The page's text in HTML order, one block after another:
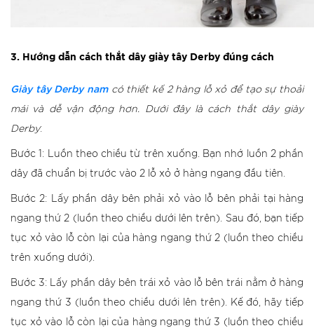
3. Hướng dẫn cách thắt dây giày tây Derby đúng cách
Giày tây Derby namcó thiết kế 2 hàng lỗ xỏ để tạo sự thoải
mái và dễ vận động hơn. Dưới đây là cách thắt dây giày
Derby:
Bước 1: Luồn theo chiều từ trên xuống. Bạn nhớ luồn 2 phần
dây đã chuẩn bị trước vào 2 lỗ xỏ ở hàng ngang đầu tiên.
Bước 2: Lấy phần dây bên phải xỏ vào lỗ bên phải tại hàng
ngang thứ 2 (luồn theo chiều dưới lên trên). Sau đó, bạn tiếp
tục xỏ vào lỗ còn lại của hàng ngang thứ 2 (luồn theo chiều
trên xuống dưới).
Bước 3: Lấy phần dây bên trái xỏ vào lỗ bên trái nằm ở hàng
ngang thứ 3 (luồn theo chiều dưới lên trên). Kế đó, hãy tiếp
tục xỏ vào lỗ còn lại của hàng ngang thứ 3 (luồn theo chiều